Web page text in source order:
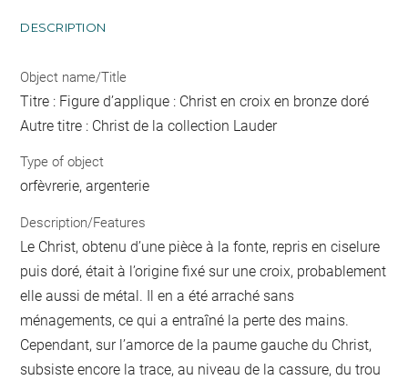
DESCRIPTION
Object name/Title
Titre : Figure d’applique : Christ en croix en bronze doré
Autre titre : Christ de la collection Lauder
Type of object
orfèvrerie, argenterie
Description/Features
Le Christ, obtenu d’une pièce à la fonte, repris en ciselure
puis doré, était à l’origine fixé sur une croix, probablement
elle aussi de métal. Il en a été arraché sans
ménagements, ce qui a entraîné la perte des mains.
Cependant, sur l’amorce de la paume gauche du Christ,
subsiste encore la trace, au niveau de la cassure, du trou